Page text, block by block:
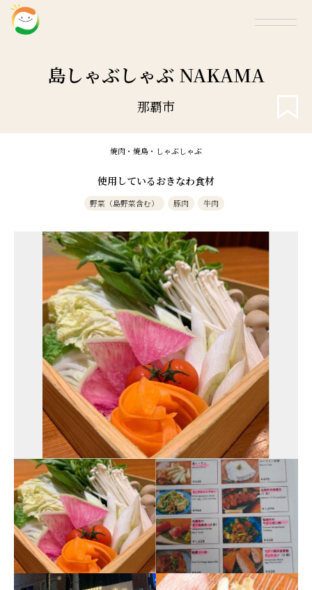
島しゃぶしゃぶ NAKAMA
那覇市
焼肉・焼鳥・しゃぶしゃぶ
使用しているおきなわ食材
野菜（島野菜含む） 豚肉 牛肉